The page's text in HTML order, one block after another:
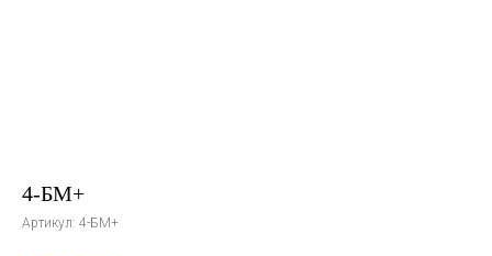
4-БМ+
Артикул: 4-БМ+